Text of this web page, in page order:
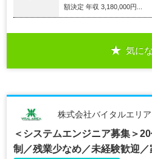
額決定 年収 3,180,000円...
気に
株式会社バイタルエリア
＜システムエンジニア募集＞
制／残業少なめ／未経験歓迎